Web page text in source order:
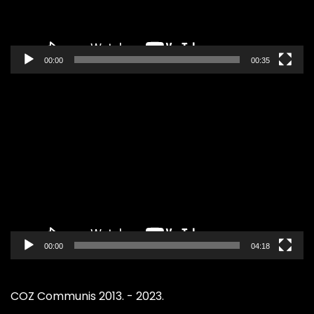
00:00 00:35
00:00 04:18
COZ Communis 2013. - 2023.